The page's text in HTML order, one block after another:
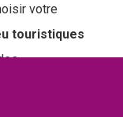
votre
touristiques
confort et sa